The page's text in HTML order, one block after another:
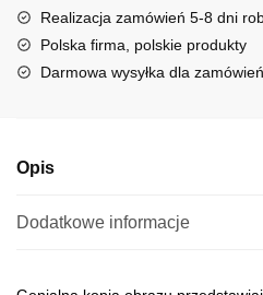
a
t
i
Realizacja zamówień 5-8 dni
Polska firma, polskie produkty
Darmowa wysyłka dla
Opis
Dodatkowe informacje